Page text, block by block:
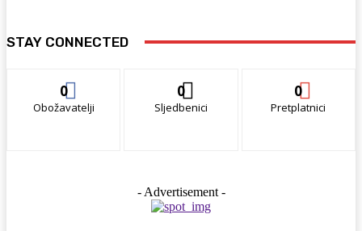
STAY CONNECTED
0
Obožavatelji
0
Sljedbenici
0
Pretplatnici
- Advertisement -